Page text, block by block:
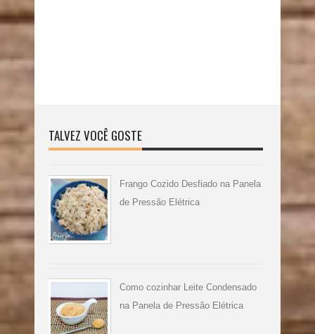
TALVEZ VOCÊ GOSTE
Frango Cozido Desfiado na Panela
de Pressão Elétrica
Como cozinhar Leite Condensado
na Panela de Pressão Elétrica